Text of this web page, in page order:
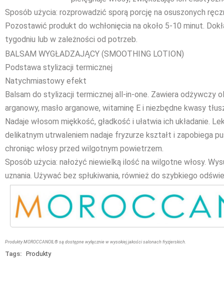
Sposób użycia: rozprowadzić sporą porcję na osuszonych
Pozostawić produkt do wchłonięcia na około 5-10 minut.
tygodniu lub w zależności od potrzeb.
BALSAM WYGŁADZAJĄCY (SMOOTHING LOTION)
Podstawa stylizacji termicznej
Natychmiastowy efekt
Balsam do stylizacji termicznej all-in-one. Zawiera odżywczy
arganowy, masło arganowe, witaminę E i niezbędne kwasy
Nadaje włosom miękkość, gładkość i ułatwia ich układanie.
delikatnym utrwaleniem nadaje fryzurze kształt i zapobiega
chroniąc włosy przed wilgotnym powietrzem.
Sposób użycia: nałożyć niewielką ilość na wilgotne włosy.
uznania. Używać bez spłukiwania, również do szybkiego
Produkty MOROCCANOIL® są dostępne wyłącznie w wysokiej jakości salonach fryzjerskich.
Tags: Produkty